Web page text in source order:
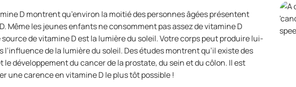
D montrent qu’environ la moitié des personnes âgées présentent
Même les jeunes enfants ne consomment pas assez de vitamine D
de vitamine D est la lumière du soleil. Votre corps peut produire lui-
de la lumière du soleil. Des études montrent qu’il existe des
le développement du cancer de la prostate, du sein et du côlon. Il est
une carence en vitamine D le plus tôt possible !